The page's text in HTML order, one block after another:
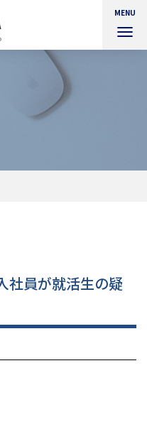
MENU
社員が就活生の疑